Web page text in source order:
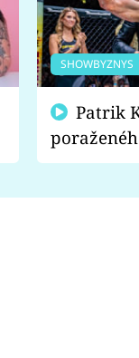
SHOWBYZNYS
fanoušci